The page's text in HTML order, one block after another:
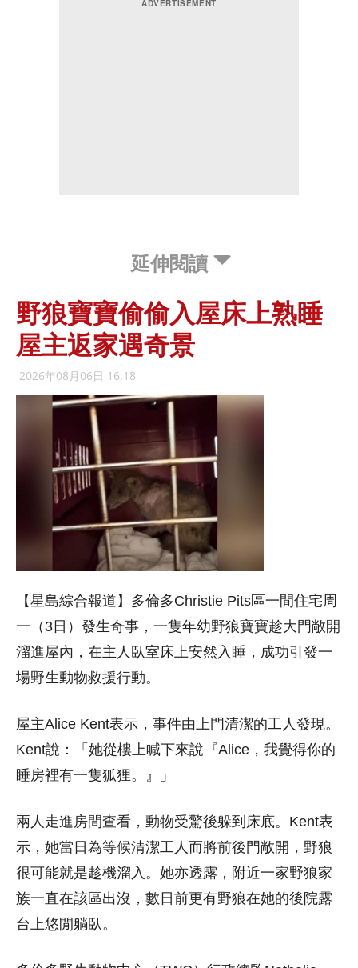
延伸閱讀
野狼寶寶偷偷入屋床上熟睡
屋主返家遇奇景
2026年08月06日 16:18
【星島綜合報道】多倫多Christie Pits區一間住宅周
一（3日）發生奇事，一隻年幼野狼寶寶趁大門敞開
溜進屋內，在主人臥室床上安然入睡，成功引發一
場野生動物救援行動。
屋主Alice Kent表示，事件由上門清潔的工人發現。
Kent說：「她從樓上喊下來說『Alice，我覺得你的
睡房裡有一隻狐狸。』」
兩人走進房間查看，動物受驚後躲到床底。Kent表
示，她當日為等候清潔工人而將前後門敞開，野狼
很可能就是趁機溜入。她亦透露，附近一家野狼家
族一直在該區出沒，數日前更有野狼在她的後院露
台上悠閒躺臥。